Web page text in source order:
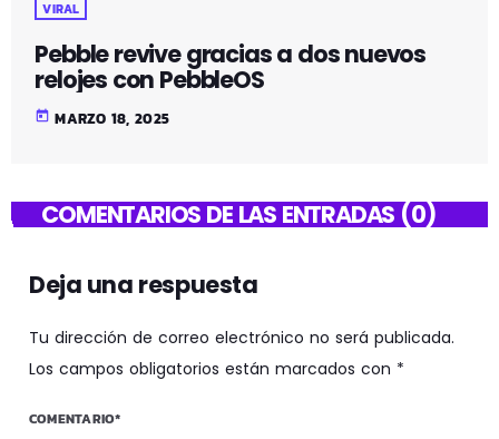
VIRAL
Pebble revive gracias a dos nuevos
relojes con PebbleOS
today MARZO 18, 2025
COMENTARIOS DE LAS ENTRADAS (0)
Deja una respuesta
Tu dirección de correo electrónico no será publicada.
Los campos obligatorios están marcados con *
COMENTARIO*